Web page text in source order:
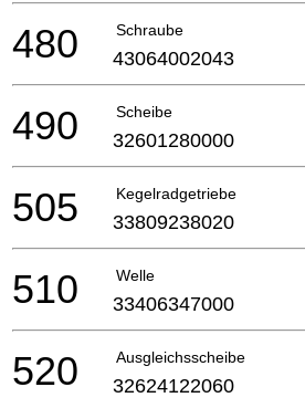
Schraube
480 43064002043
Scheibe
490 32601280000
Kegelradgetriebe
505 33809238020
Welle
510 33406347000
Ausgleichsscheibe
520 32624122060